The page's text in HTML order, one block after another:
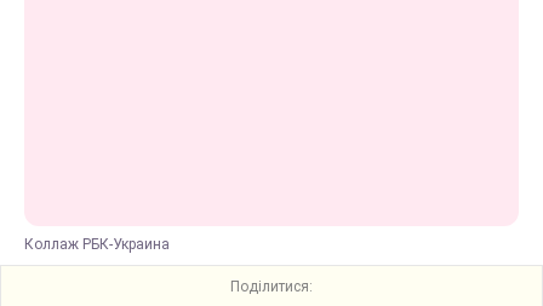
Коллаж РБК-Украина
Поділитися: